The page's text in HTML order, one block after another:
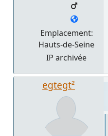
Emplacement:
Hauts-de-Seine
IP archivée
egtegt²